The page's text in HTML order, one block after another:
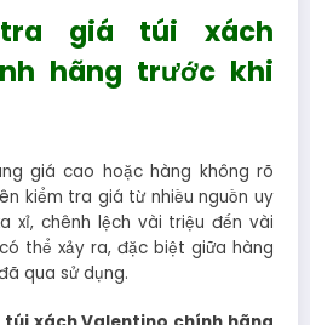
giá túi xách
hãng trước khi
giá cao hoặc hàng không rõ
kiểm tra giá từ nhiều nguồn uy
xỉ, chênh lệch vài triệu đến vài
thể xảy ra, đặc biệt giữa hàng
qua sử dụng.